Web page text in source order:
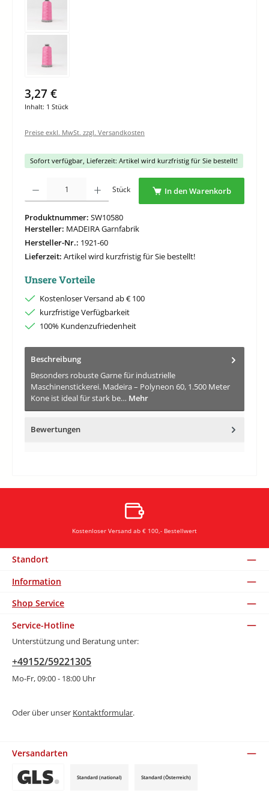
3,27 €
Inhalt: 1 Stück
Preise exkl. MwSt. zzgl. Versandkosten
Sofort verfügbar, Lieferzeit: Artikel wird kurzfristig für Sie bestellt!
Produkt Anzahl: Gib den gewünschten Wert ein oder benutze die Schaltflächen um
Stück In den Warenkorb
Produktnummer: SW10580
Hersteller: MADEIRA Garnfabrik
Hersteller-Nr.: 1921-60
Lieferzeit: Artikel wird kurzfristig für Sie bestellt!
Unsere Vorteile
Kostenloser Versand ab € 100
kurzfristige Verfügbarkeit
100% Kundenzufriedenheit
Beschreibung
Besonders robuste Garne für industrielle
Maschinenstickerei. Madeira – Polyneon 60, 1.500 Meter
Kone ist ideal für stark be… Mehr
Bewertungen
Kostenloser Versand ab € 100,- Bestellwert
Standort
Information
Shop Service
Service-Hotline
Unterstützung und Beratung unter:
+49152/59221305
Mo-Fr, 09:00 - 18:00 Uhr
Oder über unser Kontaktformular.
Versandarten
Standard (national) Standard (Österreich)